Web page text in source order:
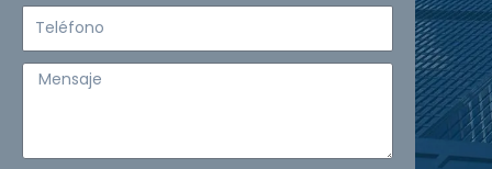
Mensaje